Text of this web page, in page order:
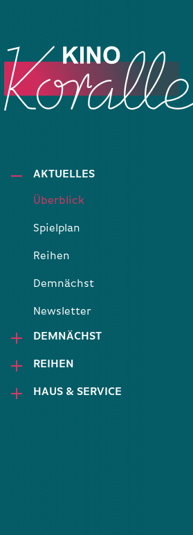
AKTUELLES
Überblick
Spielplan
Reihen
Demnächst
Newsletter
DEMNÄCHST
REIHEN
HAUS & SERVICE